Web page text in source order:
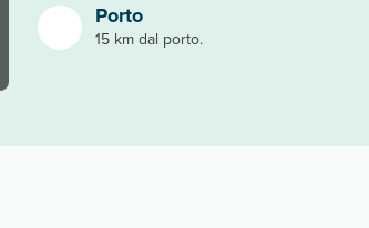
Porto
15 km dal porto.